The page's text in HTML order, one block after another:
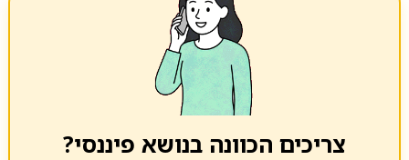
צריכים הכוונה בנושא פיננסי?